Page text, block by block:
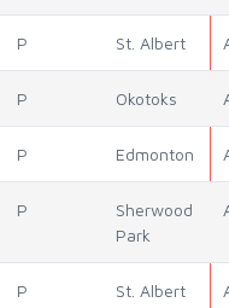
P St. Albert
P Okotoks
P Edmonton
P
Sherwood
Park
P St. Albert